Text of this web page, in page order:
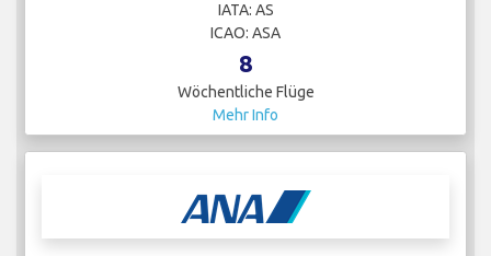
IATA: AS
ICAO: ASA
8
Wöchentliche Flüge
Mehr Info